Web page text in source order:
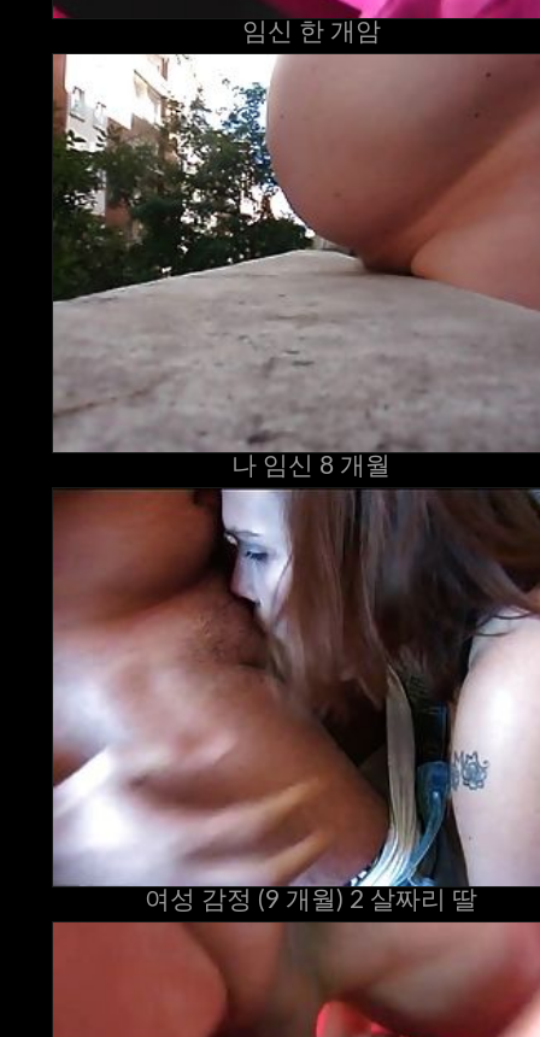
임신 한 개암
나 임신 8 개월
여성 감정 (9 개월) 2 살짜리 딸